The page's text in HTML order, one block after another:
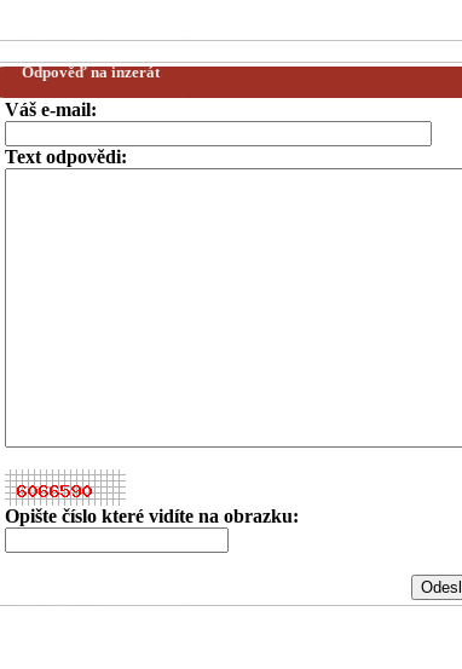
Odpověď na inzerát
Váš e-mail:
Text odpovědi:
Opište číslo které vidíte na obrazku: